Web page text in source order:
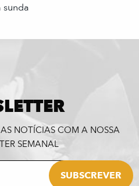
NOTÍCIAS COM A NOSSA
SEMANAL